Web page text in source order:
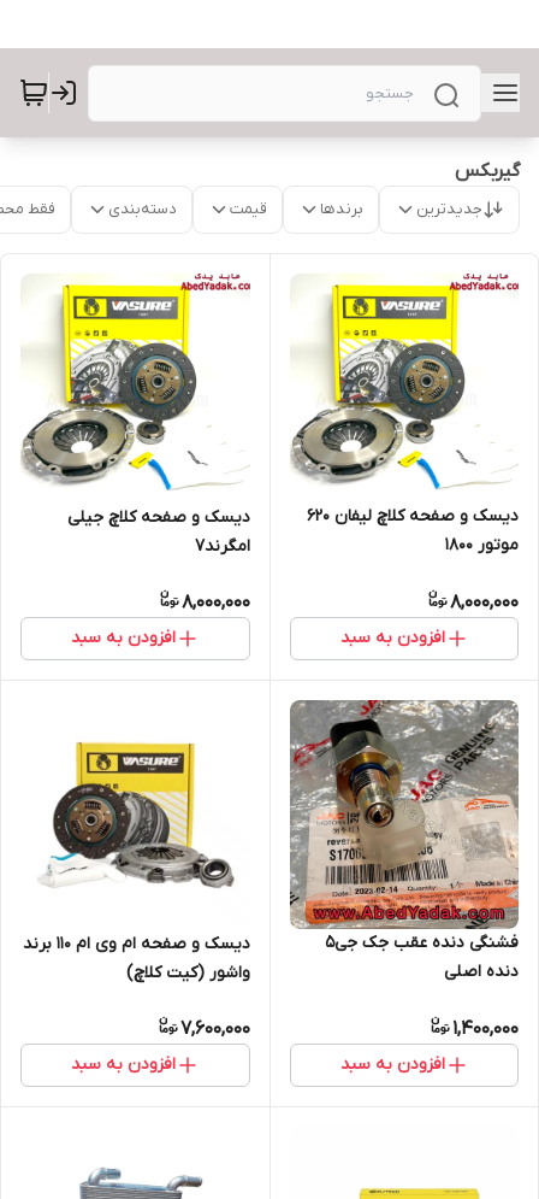
گیربکس
جدیدترین برندها قیمت دسته‌بندی فقط
دیسک و صفحه کلاچ لیفان ۶۲۰
موتور ۱۸۰۰
8,000,000
افزودن به سبد
دیسک و صفحه کلاچ جیلی
امگرند۷
8,000,000
افزودن به سبد
فشنگی دنده عقب جک جی۵
دنده اصلی
1,400,000
افزودن به سبد
دیسک و صفحه ام وی ام 110 برند
واشور (کیت کلاچ)
7,600,000
افزودن به سبد